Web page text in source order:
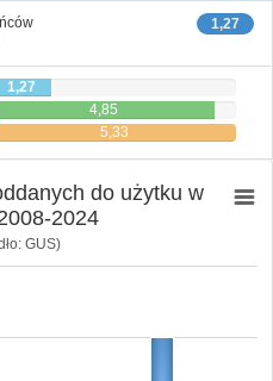
1,27
1,27
4,85
5,33
do użytku w
2024
GUS)